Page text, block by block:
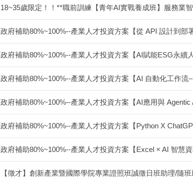
18~35歲限定！！**職前訓練【青年AI實戰養成班】服務業
政府補助80%~100%--產業人才投資方案【從 API 設計到部
政府補助80%~100%--產業人才投資方案【AI賦能ESG永續
政府補助80%~100%--產業人才投資方案【AI 自動化工作流–
政府補助80%~100%--產業人才投資方案【AI應用與 Agentic
政府補助80%~100%--產業人才投資方案【Python X
政府補助80%~100%--產業人才投資方案【Excel × AI 智慧
【徵才】創新產業暨國際學院專業證照班誠徵日班助理/隨